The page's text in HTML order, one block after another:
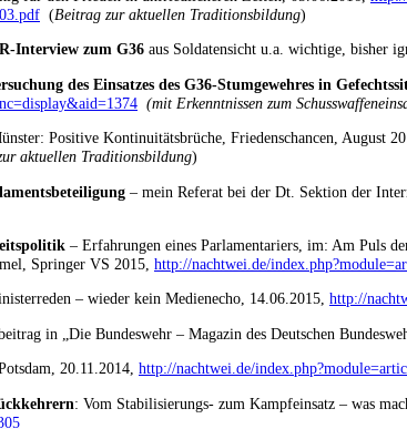
(Beitrag zur aktuellen Traditionsbildung)
Interview zum G36 aus Soldatensicht u.a. wichtige, bisher
des Einsatzes des G36-Stumgewehres in
(mit Erkenntnissen zum
Positive Kontinuitätsbrüche, Friedenschancen, August
aktuellen Traditionsbildung)
– mein Referat bei der Dt. Sektion der
– Erfahrungen eines Parlamentariers, im: Am Puls
Springer VS 2015, http://nachtwei.de/
– wieder kein Medienecho, 14.06.2015, http://
in „Die Bundeswehr – Magazin des Deutschen
20.11.2014, http://nachtwei.de/
: Vom Stabilisierungs- zum Kampfeinsatz – was